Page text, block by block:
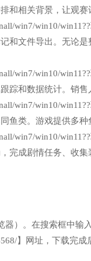
和相关背景，让观赛
win7/win10/
和文件导出。无论
win7/win10/
踪和数据统计。销
win7/win10/
鱼类。游戏提供多
win7/win10/
完成剧情任务、收
器）。在搜索框中输
】网址，下载完